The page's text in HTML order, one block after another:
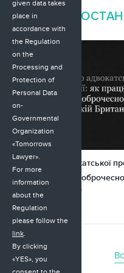
Доступ до адвокатської
працює оцінка
Великій Британії
22.05.2026
given data takes
place in
accordance with
the Regulation
on the
Processing and
Protection of
Personal Data
on-
Governmental
Organization
«Tomorrows
Lawyer».
For more
information
about the
Regulation
please follow the
link.
By clicking
«YES», you